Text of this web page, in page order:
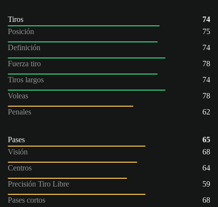
Tiros
74
Posición
75
Definición
74
Fuerza tiro
78
Tiros largos
74
Voleas
78
Penales
62
Pases
65
Visión
68
Centros
64
Precisión Tiro Libre
59
Pases cortos
68